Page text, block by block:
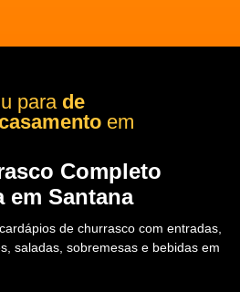
para de
em
Completo
em Santana
de churrasco com entradas,
saladas, sobremesas e bebidas em